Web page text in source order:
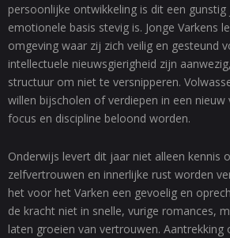
persoonlijke ontwikkeling is dit een
emotionele basis stevig is. Jonge Varkens
omgeving waar zij zich veilig en gesteund
intellectuele nieuwsgierigheid zijn
structuur om niet te versnipperen.
willen bijscholen of verdiepen in een
focus en discipline beloond worden.
Onderwijs levert dit jaar niet alleen kennis
zelfvertrouwen en innerlijke rust worden
het voor het Varken een gevoelig en
de kracht niet in snelle, vurige romances,
laten groeien van vertrouwen.